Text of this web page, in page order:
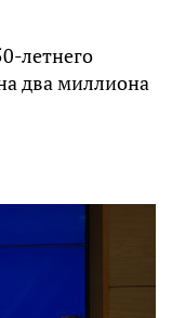
летнего
два миллиона